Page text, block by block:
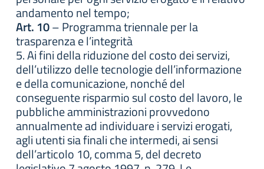
andamento nel tempo;
Art. 10– Programma triennale per la
trasparenza e l’integrità
5. Ai fini della riduzione del costo dei servizi,
dell’utilizzo delle tecnologie dell’informazione
e della comunicazione, nonché del
conseguente risparmio sul costo del lavoro, le
pubbliche amministrazioni provvedono
annualmente ad individuare i servizi erogati,
agli utenti sia finali che intermedi, ai sensi
dell’articolo 10, comma 5, del decreto